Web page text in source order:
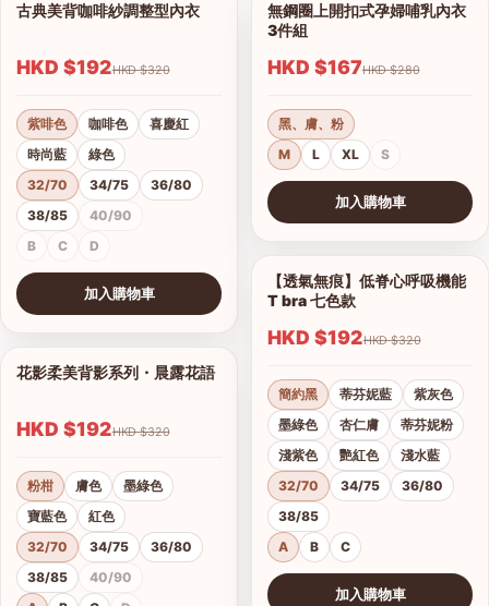
1/19
古典美背咖啡紗調整型內衣
HKD $192 HKD $320
紫啡色 咖啡色
喜慶紅
時尚藍
綠色
32/70
34/75
36/80
38/85
40/90
B
C D
加入購物車
1/21
查看圖片
花影柔美背影系列・晨露花語
HKD $192 HKD $320
粉柑 膚色
墨綠色
寶藍色
紅色
32/70
34/75
36/80
38/85
40/90
1/3
無鋼圈上開扣式孕婦哺乳內衣
3件組
HKD $167 HKD $280
黑、膚、粉
M
L XL S
加入購物車
1/28
查看圖片
【透氣無痕】低脊心呼吸機能
T bra 七色款
HKD $192 HKD $320
簡約黑 蒂芬妮藍
紫灰色
墨綠色
杏仁膚
蒂芬妮粉
淺紫色
艷紅色
淺水藍
32/70
34/75
36/80
38/85
A
B C
加入購物車